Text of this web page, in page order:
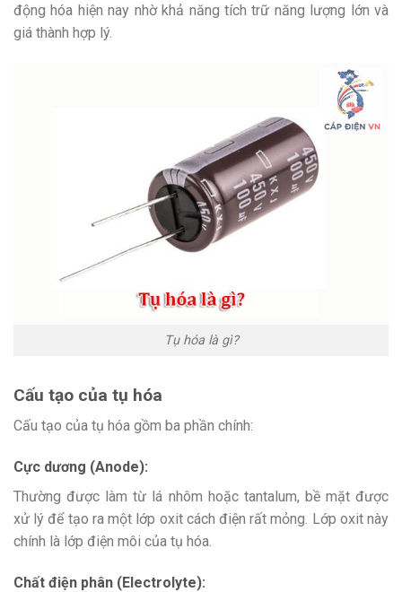
động hóa hiện nay nhờ khả năng tích trữ năng lượng lớn và
giá thành hợp lý.
Tụ hóa là gì?
Cấu tạo của tụ hóa
Cấu tạo của tụ hóa gồm ba phần chính:
Cực dương (Anode):
Thường được làm từ lá nhôm hoặc tantalum, bề mặt được
xử lý để tạo ra một lớp oxit cách điện rất mỏng. Lớp oxit này
chính là lớp điện môi của tụ hóa.
Chất điện phân (Electrolyte):